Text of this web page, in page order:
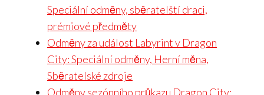
Speciální odměny, sběratelští draci,
prémiové předměty
Odměny za událost Labyrint v Dragon
City: Speciální odměny, Herní měna,
Sběratelské zdroje
Odměny sezónního průkazu Dragon City: